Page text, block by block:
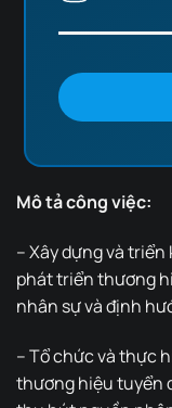
Mô tả công việc:
– Xây dựng và
phát triển thương
nhân sự và định
– Tổ chức và thực
thương hiệu tuyển